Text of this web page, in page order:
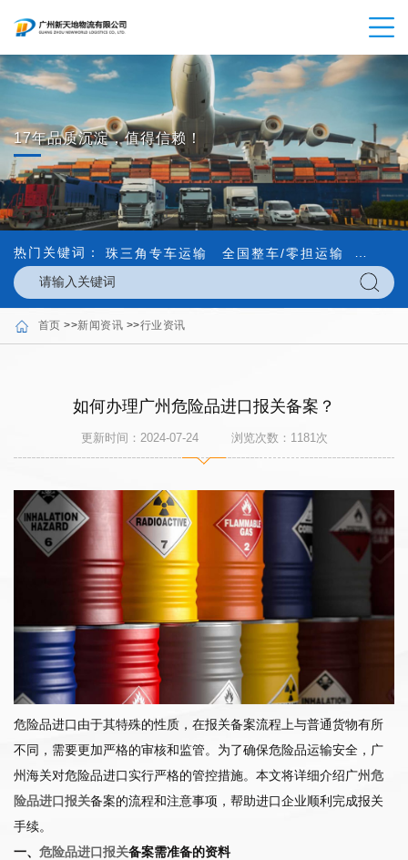
17年品质沉淀，值得信赖！
热门关键词： 珠三角专车运输 全国整车/零担运输 内外贸
首页 >>新闻资讯 >>行业资讯
如何办理广州危险品进口报关备案？
更新时间：2024-07-24 浏览次数： 1181 次
危险品进口由于其特殊的性质，在报关备案流程上与普通货物有所
不同，需要更加严格的审核和监管。为了确保危险品运输安全，广
州海关对危险品进口实行严格的管控措施。本文将详细介绍广州危
险品进口报关备案的流程和注意事项，帮助进口企业顺利完成报关
手续。
一、 危险品进口报关备案需准备的资料